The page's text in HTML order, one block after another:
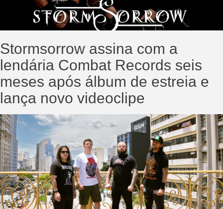
Stormsorrow assina com a
lendária Combat Records seis
meses após álbum de estreia e
lança novo videoclipe